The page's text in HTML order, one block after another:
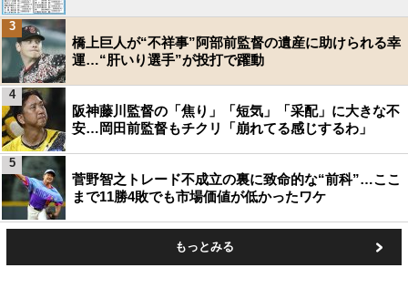
橋上巨人が“不祥事”阿部前監督の遺産に助けられる幸
運…“肝いり選手”が投打で躍動
3
阪神藤川監督の「焦り」「短気」「采配」に大きな不
安…岡田前監督もチクリ「崩れてる感じするわ」
4
菅野智之トレード不成立の裏に致命的な“前科”…ここ
まで11勝4敗でも市場価値が低かったワケ
5
もっとみる